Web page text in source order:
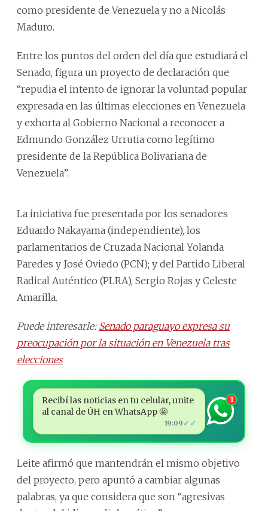
como presidente de Venezuela y no a Nicolás
Maduro.
Entre los puntos del orden del día que estudiará el
Senado, figura un proyecto de declaración que
“repudia el intento de ignorar la voluntad popular
expresada en las últimas elecciones en Venezuela
y exhorta al Gobierno Nacional a reconocer a
Edmundo González Urrutia como legítimo
presidente de la República Bolivariana de
Venezuela”.
La iniciativa fue presentada por los senadores
Eduardo Nakayama (independiente), los
parlamentarios de Cruzada Nacional Yolanda
Paredes y José Oviedo (PCN); y del Partido Liberal
Radical Auténtico (PLRA), Sergio Rojas y Celeste
Amarilla.
Puede interesarle: Senado paraguayo expresa su
preocupación por la situación en Venezuela tras
elecciones
Recibí las noticias en tu celular, unite
al canal de ÚH en WhatsApp 🤩
19:09 ✓✓
1
Leite afirmó que mantendrán el mismo objetivo
del proyecto, pero apuntó a cambiar algunas
palabras, ya que considera que son “agresivas